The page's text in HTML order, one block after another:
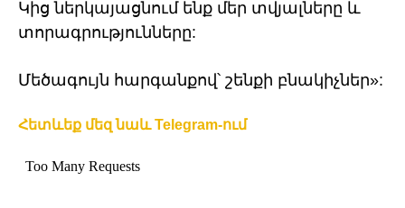
Կից ներկայացնում ենք մեր տվյալները և
տորագրությունները:
Մեծագույն հարգանքով՝ շենքի բնակիչներ»:
Հետևեք մեզ նաև Telegram-ում